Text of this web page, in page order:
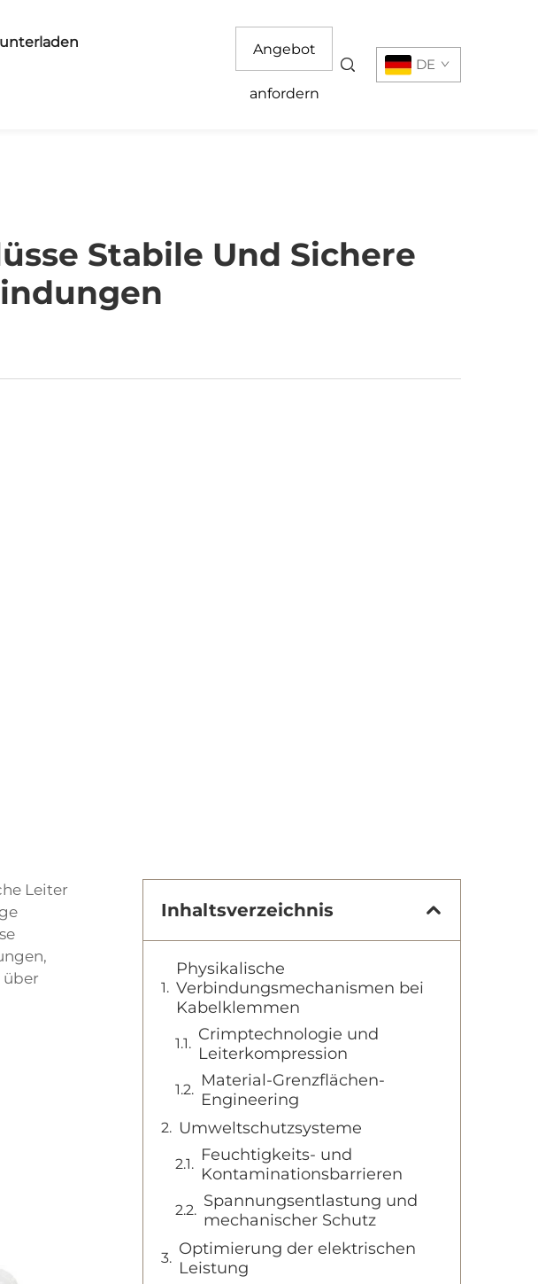
Angebot
anfordern
DE
Stabile Und Sichere
Leiter
über
Inhaltsverzeichnis
Physikalische
Verbindungsmechanismen bei
Kabelklemmen
Crimptechnologie und
Leiterkompression
Material-Grenzflächen-
Engineering
Umweltschutzsysteme
Feuchtigkeits- und
Kontaminationsbarrieren
Spannungsentlastung und
mechanischer Schutz
Optimierung der elektrischen
Leistung